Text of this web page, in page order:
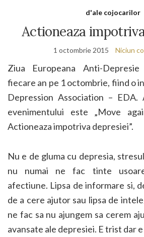
d'ale cojocarilor
Actioneaza
1 octombrie 2015 Niciun
Ziua Europeana Anti-
fiecare an pe 1 octombrie, fiind o
Depression Association – EDA.
evenimentului este „Move
Actioneaza impotriva depresiei”.
Nu e de gluma cu depresia,
nu numai ne fac tinte
afectiune. Lipsa de informare si,
de a cere ajutor sau lipsa de
ne fac sa nu ajungem sa cerem
avansate ale depresiei. E trist dar